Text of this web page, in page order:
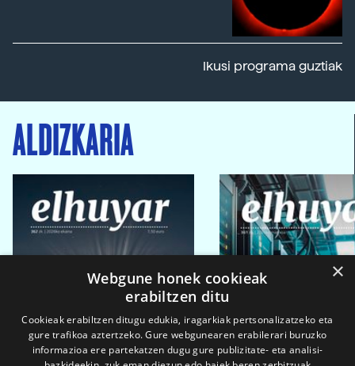
Ikusi programa guztiak
ALDIZKARIA
×
Webgune honek cookieak
erabiltzen ditu
Cookieak erabiltzen ditugu edukia, iragarkiak pertsonalizatzeko eta
gure trafikoa aztertzeko. Gure webgunearen erabilerari buruzko
informazioa ere partekatzen dugu gure publizitate- eta analisi-